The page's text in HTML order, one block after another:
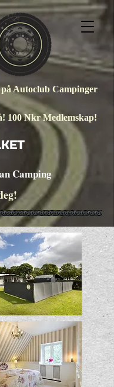
Autoclub Campinger
100 Nkr Medlemskap!
Camping